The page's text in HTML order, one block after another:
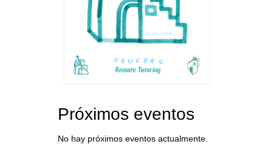
Próximos eventos
No hay próximos eventos actualmente.